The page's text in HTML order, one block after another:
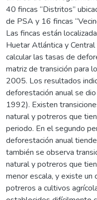
40 fincas “Distritos”
de PSA y 16 fincas
Las fincas están
Huetar Atlántica y
calcular las tasas de
matriz de transición
2005. Los resultados
deforestación anual se
1992). Existen
natural y potreros que
periodo. En el segundo
deforestación anual
también se observa
natural y potreros que
menor escala, y existe un
potreros a cultivos